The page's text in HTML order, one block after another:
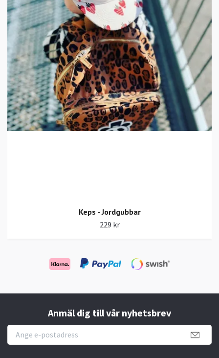
Keps - Jordgubbar
229 kr
Anmäl dig till vår nyhetsbrev